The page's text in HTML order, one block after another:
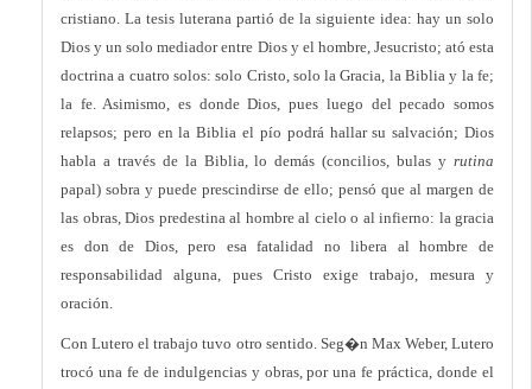
cristiano. La tesis luterana partió de la siguiente idea: hay un solo
Dios y un solo mediador entre Dios y el hombre, Jesucristo; ató esta
doctrina a cuatro solos: solo Cristo, solo la Gracia, la Biblia y la fe;
la fe. Asimismo, es donde Dios, pues luego del pecado somos
relapsos; pero en la Biblia el pío podrá hallar su salvación; Dios
habla a través de la Biblia, lo demás (concilios, bulas y rutina
papal) sobra y puede prescindirse de ello; pensó que al margen de
las obras, Dios predestina al hombre al cielo o al infierno: la gracia
es don de Dios, pero esa fatalidad no libera al hombre de
responsabilidad alguna, pues Cristo exige trabajo, mesura y
oración.
Con Lutero el trabajo tuvo otro sentido. Seg�n Max Weber, Lutero
trocó una fe de indulgencias y obras, por una fe práctica, donde el